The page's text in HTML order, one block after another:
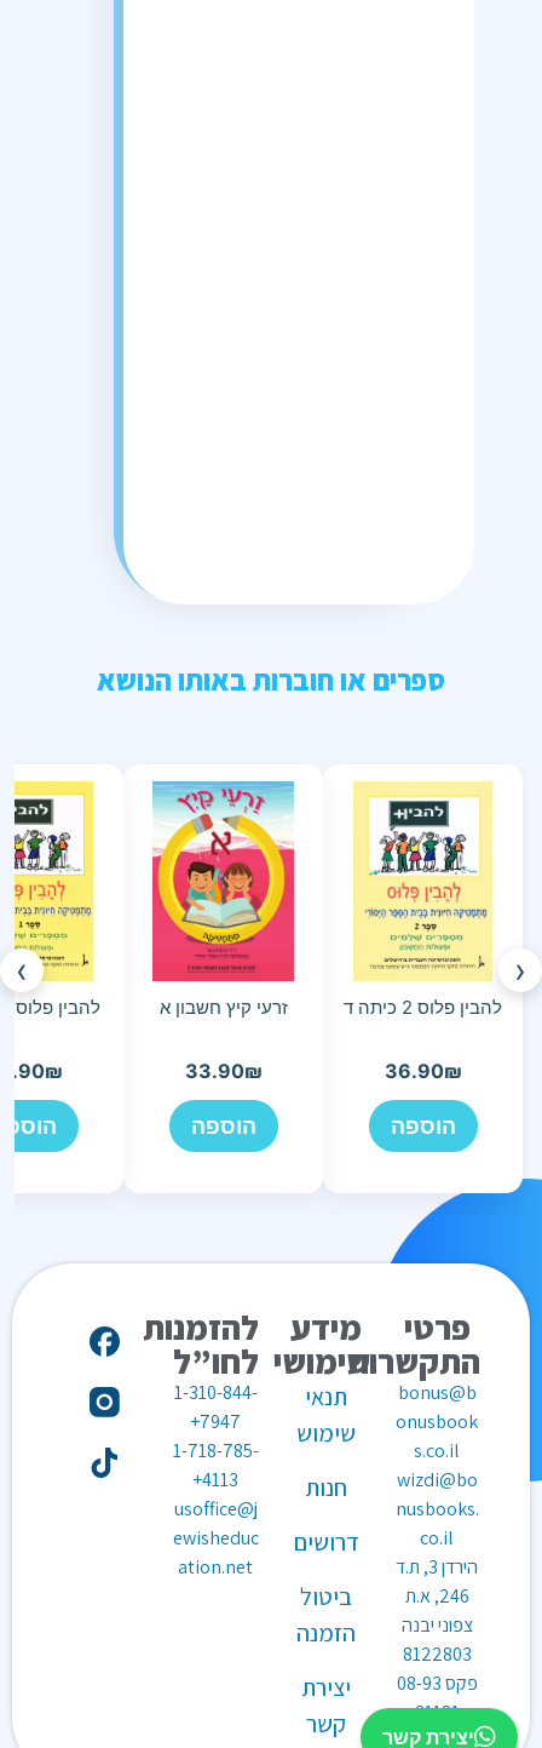
ספרים או חוברות באותו הנושא
‹
להבין פלוס 2 כיתה ד
36.90₪
הוספה
זרעי קיץ חשבון א
33.90₪
הוספה
להבין פלוס 1 כיתה ג
₪
›
פרטי
התקשרות
bonus@b
onusbook
s.co.il
wizdi@bo
nusbooks.
co.il
הירדן 3, ת.ד
246, א.ת
צפוני יבנה
8122803
פקס08-93
31181
מידע
שימושי
תנאי
שימוש
חנות
דרושים
ביטול
הזמנה
יצירת
קשר
להזמנות
לחו”ל
1-310-844-
7947+
1-718-785-
4113+
usoffice@j
ewisheduc
ation.net
יצירת קשר